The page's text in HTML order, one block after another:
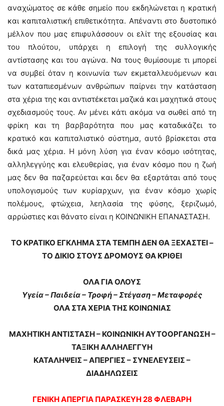
αναχώματος σε κάθε σημείο που εκδηλώνεται η κρατική
και καπιταλιστική επιθετικότητα. Απέναντι στο δυστοπικό
μέλλον που μας επιφυλάσσουν οι ελίτ της εξουσίας και
του πλούτου, υπάρχει η επιλογή της συλλογικής
αντίστασης και του αγώνα. Να τους θυμίσουμε τι μπορεί
να συμβεί όταν η κοινωνία των εκμεταλλευόμενων και
των καταπιεσμένων ανθρώπων παίρνει την κατάσταση
στα χέρια της και αντιστέκεται μαζικά και μαχητικά στους
σχεδιασμούς τους. Αν μένει κάτι ακόμα να σωθεί από τη
φρίκη και τη βαρβαρότητα που μας καταδικάζει το
κρατικό και καπιταλιστικό σύστημα, αυτό βρίσκεται στα
δικά μας χέρια. Η μόνη λύση για έναν κόσμο ισότητας,
αλληλεγγύης και ελευθερίας, για έναν κόσμο που η ζωή
μας δεν θα παζαρεύεται και δεν θα εξαρτάται από τους
υπολογισμούς των κυρίαρχων, για έναν κόσμο χωρίς
πολέμους, φτώχεια, λεηλασία της φύσης, ξεριζωμό,
αρρώστιες και θάνατο είναι η ΚΟΙΝΩΝΙΚΗ ΕΠΑΝΑΣΤΑΣΗ.
ΤΟ ΚΡΑΤΙΚΟ ΕΓΚΛΗΜΑ ΣΤΑ ΤΕΜΠΗ ΔΕΝ ΘΑ ΞΕΧΑΣΤΕΙ –
ΤΟ ΔΙΚΙΟ ΣΤΟΥΣ ΔΡΟΜΟΥΣ ΘΑ ΚΡΙΘΕΙ
ΟΛΑ ΓΙΑ ΟΛΟΥΣ
Υγεία – Παιδεία – Τροφή – Στέγαση – Μεταφορές
ΟΛΑ ΣΤΑ ΧΕΡΙΑ ΤΗΣ ΚΟΙΝΩΝΙΑΣ
ΜΑΧΗΤΙΚΗ ΑΝΤΙΣΤΑΣΗ – ΚΟΙΝΩΝΙΚΗ ΑΥΤΟΟΡΓΑΝΩΣΗ –
ΤΑΞΙΚΗ ΑΛΛΗΛΕΓΓΥΗ
ΚΑΤΑΛΗΨΕΙΣ – ΑΠΕΡΓΙΕΣ – ΣΥΝΕΛΕΥΣΕΙΣ –
ΔΙΑΔΗΛΩΣΕΙΣ
ΓΕΝΙΚΗ ΑΠΕΡΓΙΑ ΠΑΡΑΣΚΕΥΗ 28 ΦΛΕΒΑΡΗ